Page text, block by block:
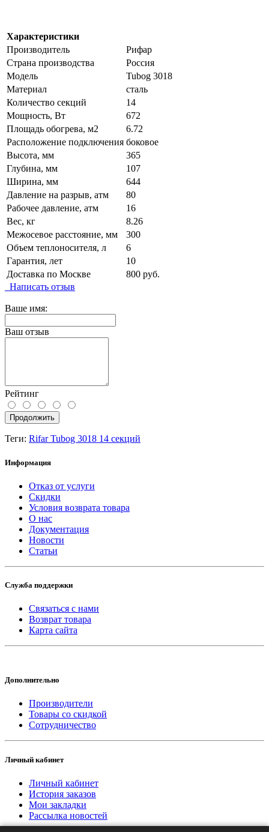
Характеристики
Производитель
Рифар
Страна производства
Россия
Модель
Tubog 3018
Материал
сталь
Количество секций
14
Мощность, Вт
672
Площадь обогрева, м2
6.72
Расположение подключения боковое
Высота, мм
365
Глубина, мм
107
Ширина, мм
644
Давление на разрыв, атм
80
Рабочее давление, атм
16
Вес, кг
8.26
Межосевое расстояние, мм
300
Объем теплоносителя, л
6
Гарантия, лет
10
Доставка по Москве
800 руб.
Написать отзыв
Ваше имя:
Ваш отзыв
Рейтинг
Продолжить
Теги: Rifar Tubog 3018 14 секций
Информация
Отказ от услуги
Скидки
Условия возврата товара
О нас
Документация
Новости
Статьи
Служба поддержки
Связаться с нами
Возврат товара
Карта сайта
Дополнительно
Производители
Товары со скидкой
Сотрудничество
Личный кабинет
Личный кабинет
История заказов
Мои закладки
Рассылка новостей